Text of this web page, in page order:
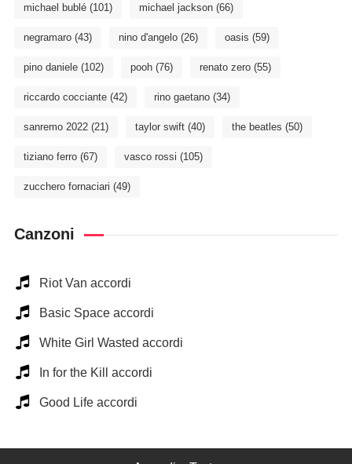
michael bublé(101) michael jackson(66)
negramaro(43) nino d'angelo(26) oasis (59)
pino daniele(102) pooh(76) renato zero(55)
riccardo cocciante(42) rino gaetano(34)
sanremo 2022(21) taylor swift(40) the beatles (50)
tiziano ferro(67) vasco rossi (105)
zucchero fornaciari (49)
Canzoni
Riot Van accordi
Basic Space accordi
White Girl Wasted accordi
In for the Kill accordi
Good Life accordi